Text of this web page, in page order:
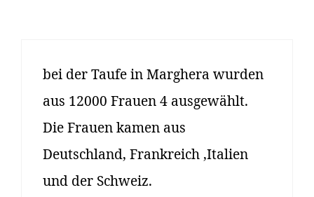
bei der Taufe in Marghera wurden
aus 12000 Frauen 4 ausgewählt.
Die Frauen kamen aus
Deutschland, Frankreich ,Italien
und der Schweiz.